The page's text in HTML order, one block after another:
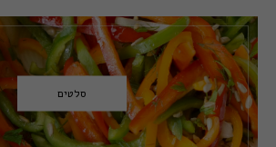
סלטים